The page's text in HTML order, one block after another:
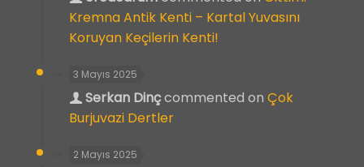
Kremna Antik Kenti – Kartal Yuvasını
Koruyan Keçilerin Kenti!
3 Mayıs 2025
Serkan Dinçcommented on Çok
Burjuvazi Dertler
2 Mayıs 2025